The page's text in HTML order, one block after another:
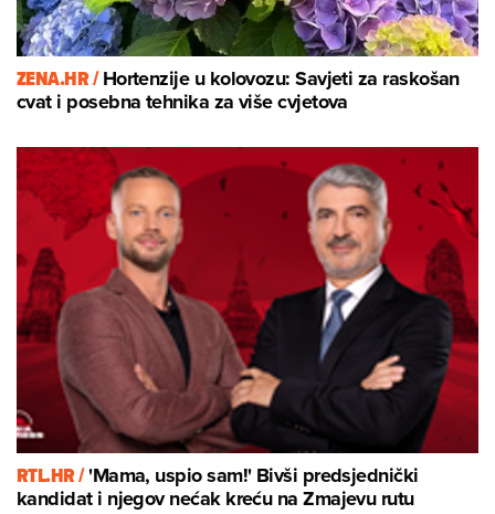
ZENA.HR /Hortenzije u kolovozu: Savjeti za raskošan
cvat i posebna tehnika za više cvjetova
RTL.HR /'Mama, uspio sam!' Bivši predsjednički
kandidat i njegov nećak kreću na Zmajevu rutu